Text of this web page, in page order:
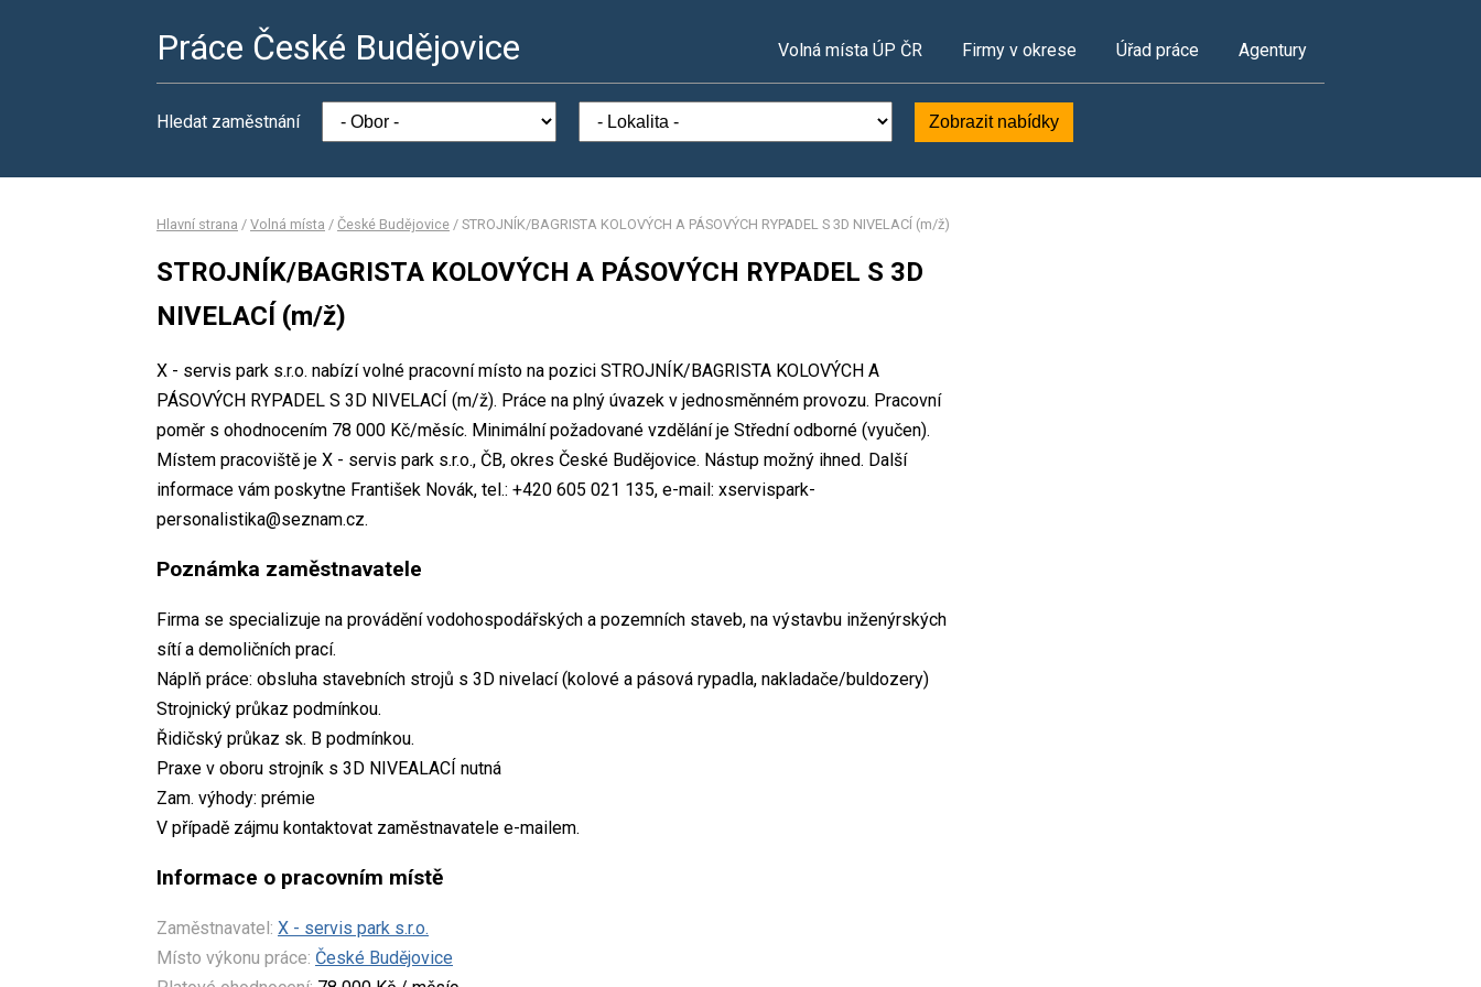
Práce České Budějovice Volná místa ÚP ČR Firmy v okrese Úřad práce Agentury
Hledat zaměstnání Zobrazit nabídky
Hlavní strana / Volná místa / České Budějovice / STROJNÍK/BAGRISTA KOLOVÝCH A PÁSOVÝCH RYPADEL S 3D NIVELACÍ (m/ž)
STROJNÍK/BAGRISTA KOLOVÝCH A PÁSOVÝCH RYPADEL S 3D
NIVELACÍ (m/ž)
X - servis park s.r.o. nabízí volné pracovní místo na pozici STROJNÍK/BAGRISTA KOLOVÝCH A
PÁSOVÝCH RYPADEL S 3D NIVELACÍ (m/ž). Práce na plný úvazek v jednosměnném provozu. Pracovní
poměr s ohodnocením 78 000 Kč/měsíc. Minimální požadované vzdělání je Střední odborné (vyučen).
Místem pracoviště je X - servis park s.r.o., ČB, okres České Budějovice. Nástup možný ihned. Další
informace vám poskytne František Novák, tel.: +420 605 021 135, e-mail: xservispark-
personalistika@seznam.cz.
Poznámka zaměstnavatele
Firma se specializuje na provádění vodohospodářských a pozemních staveb, na výstavbu inženýrských
sítí a demoličních prací.
Náplň práce: obsluha stavebních strojů s 3D nivelací (kolové a pásová rypadla, nakladače/buldozery)
Strojnický průkaz podmínkou.
Řidičský průkaz sk. B podmínkou.
Praxe v oboru strojník s 3D NIVEALACÍ nutná
Zam. výhody: prémie
V případě zájmu kontaktovat zaměstnavatele e-mailem.
Informace o pracovním místě
Zaměstnavatel: X - servis park s.r.o.
Místo výkonu práce: České Budějovice